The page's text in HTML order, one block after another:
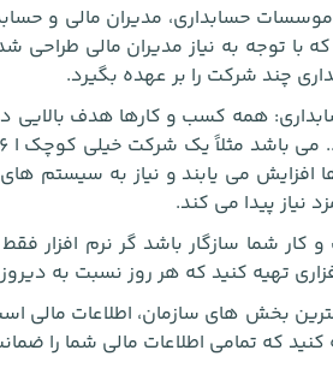
حسابداری، مدیران مالی و
با توجه به نیاز مدیران مالی طراحی
چند شرکت را بر عهده بگیرد.
همه کسب و کارها هدف بالایی
می یابند و نیاز به سیستم
نیاز پیدا می کند.
کار شما سازگار باشد گر نرم افزار
تهیه کنید که هر روز نسبت به
بخش های سازمان، اطلاعات مالی
که تمامی اطلاعات مالی شما را ضمانت